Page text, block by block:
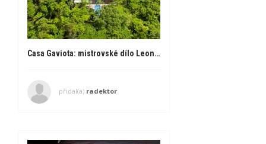
Casa Gaviota: mistrovské dílo Leonarda Jimenéze v Kostarice
přidal(a) radektor